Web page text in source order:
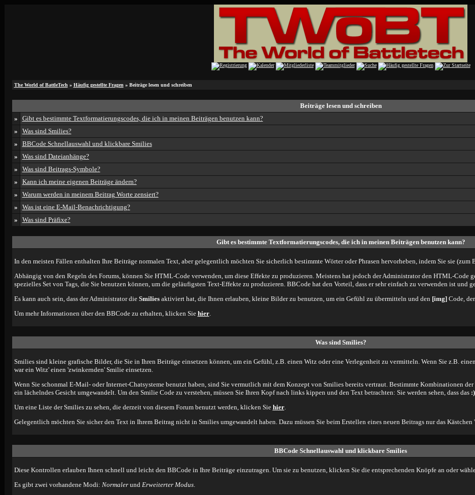
The World of BattleTech » Häufig gestellte Fragen » Beiträge lesen und schreiben
Beiträge lesen und schreiben
»
Gibt es bestimmte Textformatierungscodes, die ich in meinen Beiträgen benutzen kann?
»
Was sind Smilies?
»
BBCode Schnellauswahl und klickbare Smilies
»
Was sind Dateianhänge?
»
Was sind Beitrags-Symbole?
»
Kann ich meine eigenen Beiträge ändern?
»
Warum werden in meinem Beitrag Worte zensiert?
»
Was ist eine E-Mail-Benachrichtigung?
»
Was sind Präfixe?
Gibt es bestimmte Textformatierungscodes, die ich in meinen Beiträgen benutzen kann?
In den meisten Fällen enthalten Ihre Beiträge normalen Text, aber gelegentlich möchten Sie sicherlich bestimmte Wörter oder Phrasen hervorheben, indem Sie sie
Abhängig von den Regeln des Forums, können Sie HTML-Code verwenden, um diese Effekte zu produzieren. Meistens hat jedoch der Administrator den HTML-Code
spezielles Set von Tags, die Sie benutzen können, um die geläufigsten Text-Effekte zu produzieren. BBCode hat den Vorteil, dass er sehr einfach zu verwenden ist
Es kann auch sein, dass der Administrator die Smiliesaktiviert hat, die Ihnen erlauben, kleine Bilder zu benutzen, um ein Gefühl zu übermitteln und den [img]Code,
Um mehr Informationen über den BBCode zu erhalten, klicken Sie hier.
Was sind Smilies?
Smilies sind kleine grafische Bilder, die Sie in Ihren Beiträge einsetzen können, um ein Gefühl, z.B. einen Witz oder eine Verlegenheit zu vermitteln. Wenn Sie z.B.
war ein Witz' einen 'zwinkernden' Smilie einsetzen.
Wenn Sie schonmal E-Mail- oder Internet-Chatsysteme benutzt haben, sind Sie vermutlich mit dem Konzept von Smilies bereits vertraut. Bestimmte Kombinationen
ein lächelndes Gesicht umgewandelt. Um den Smilie Code zu verstehen, müssen Sie Ihren Kopf nach links kippen und den Text betrachten: Sie werden sehen, dass das :)
Um eine Liste der Smilies zu sehen, die derzeit von diesem Forum benutzt werden, klicken Sie hier.
Gelegentlich möchten Sie sicher den Text in Ihrem Beitrag nicht in Smilies umgewandelt haben. Dazu müssen Sie beim Erstellen eines neuen Beitrags nur das
BBCode Schnellauswahl und klickbare Smilies
Diese Kontrollen erlauben Ihnen schnell und leicht den BBCode in Ihre Beiträge einzutragen. Um sie zu benutzen, klicken Sie die entsprechenden Knöpfe an oder
Es gibt zwei vorhandene Modi: Normalerund Erweiterter Modus.